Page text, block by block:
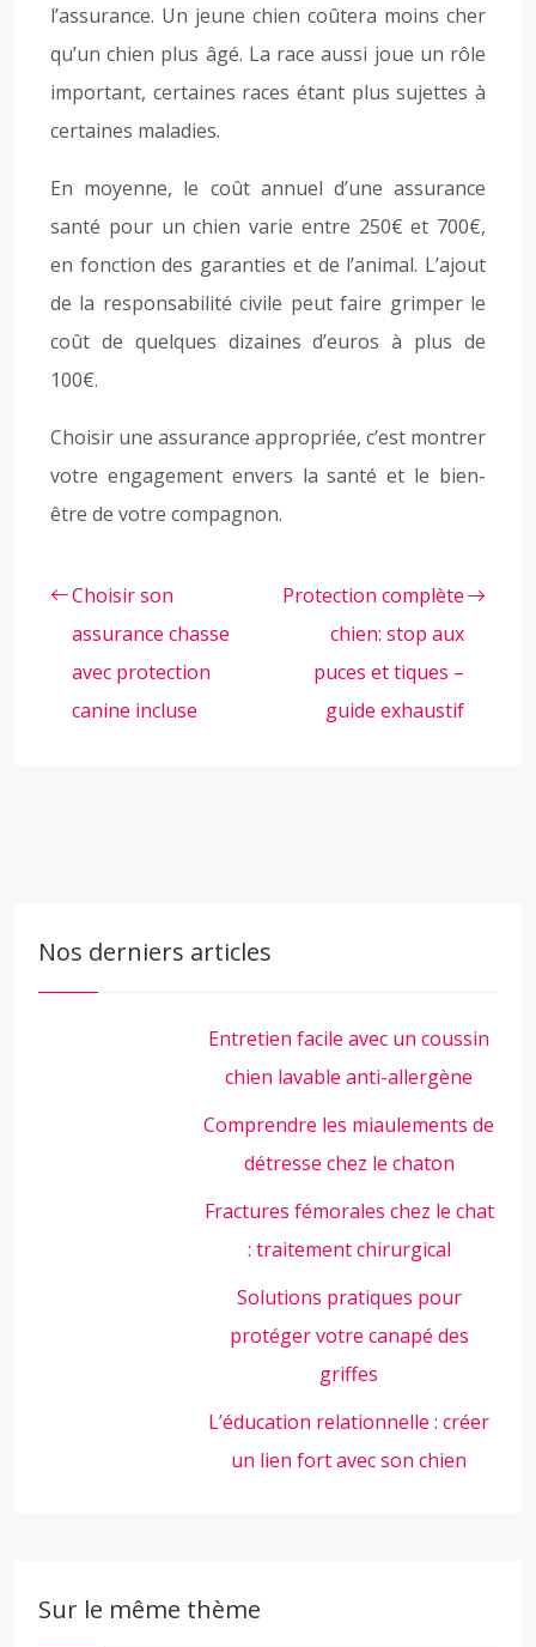
l’assurance. Un jeune chien coûtera moins cher
qu’un chien plus âgé. La race aussi joue un rôle
important, certaines races étant plus sujettes à
certaines maladies.
En moyenne, le coût annuel d’une assurance
santé pour un chien varie entre 250€ et 700€,
en fonction des garanties et de l’animal. L’ajout
de la responsabilité civile peut faire grimper le
coût de quelques dizaines d’euros à plus de
100€.
Choisir une assurance appropriée, c’est montrer
votre engagement envers la santé et le bien-
être de votre compagnon.
Choisir son
assurance chasse
avec protection
canine incluse
Protection complète
chien: stop aux
puces et tiques –
guide exhaustif
Nos derniers articles
Entretien facile avec un coussin
chien lavable anti-allergène
Comprendre les miaulements de
détresse chez le chaton
Fractures fémorales chez le chat
: traitement chirurgical
Solutions pratiques pour
protéger votre canapé des
griffes
L’éducation relationnelle : créer
un lien fort avec son chien
Sur le même thème